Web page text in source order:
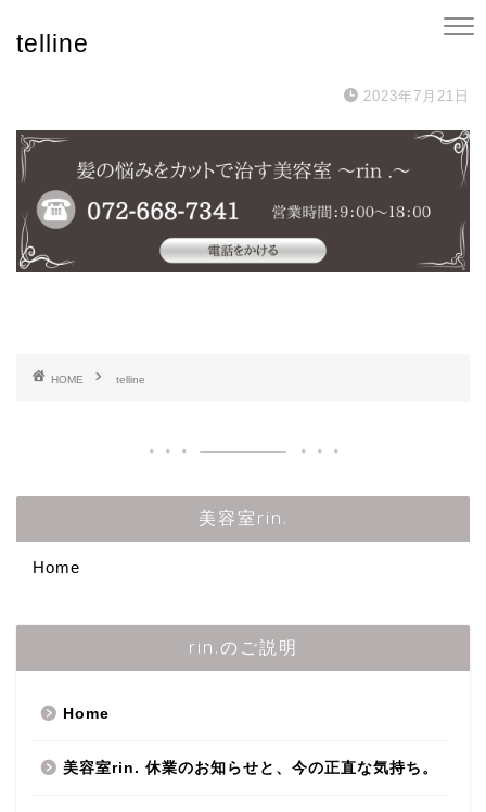
telline
2023年7月21日
HOME telline
美容室rin.
Home
rin.のご説明
Home
美容室rin. 休業のお知らせと、今の正直な気持ち。